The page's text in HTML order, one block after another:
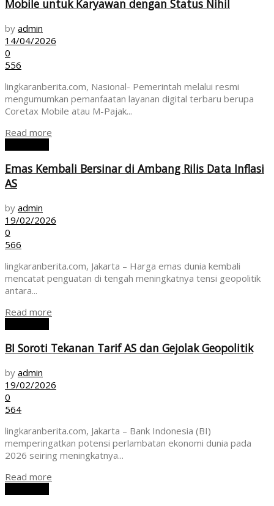
Mobile untuk Karyawan dengan Status Nihil
by admin
14/04/2026
0
556
lingkaranberita.com, Nasional- Pemerintah melalui resmi
mengumumkan pemanfaatan layanan digital terbaru berupa
Coretax Mobile atau M-Pajak...
Read more
Emas Kembali Bersinar di Ambang Rilis Data Inflasi
AS
by admin
19/02/2026
0
566
lingkaranberita.com, Jakarta – Harga emas dunia kembali
mencatat penguatan di tengah meningkatnya tensi geopolitik
antara...
Read more
BI Soroti Tekanan Tarif AS dan Gejolak Geopolitik
by admin
19/02/2026
0
564
lingkaranberita.com, Jakarta – Bank Indonesia (BI)
memperingatkan potensi perlambatan ekonomi dunia pada
2026 seiring meningkatnya...
Read more